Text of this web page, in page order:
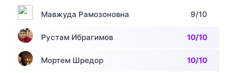
Мавжуда Рамозоновна 9/10
Рустам Ибрагимов 10/10
Мортем Шредор 10/10